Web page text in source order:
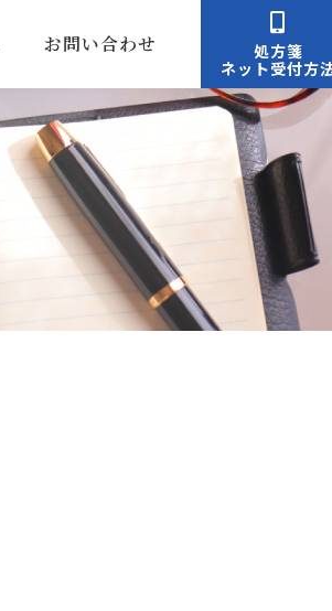
お問い合わせ
処方箋
ネット受付方